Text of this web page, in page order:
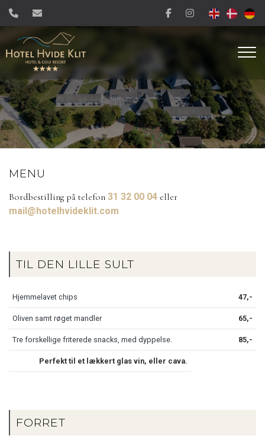
Gå
hovedindhold
MENU
Bordbestilling på telefon 31 32 00 04 eller
mail@hotelhvideklit.com
TIL DEN LILLE SULT
Hjemmelavet chips 47,-
Oliven samt røget mandler 65,-
Tre forskellige friterede snacks, med dyppelse. 85,-
Perfekt til et lækkert glas vin, eller cava.
FORRET